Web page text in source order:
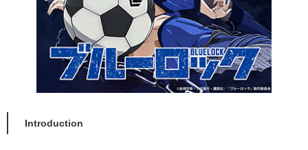
Introduction